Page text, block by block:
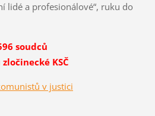
lidé a profesionálové“, ruku do
soudců
KSČ
v justici